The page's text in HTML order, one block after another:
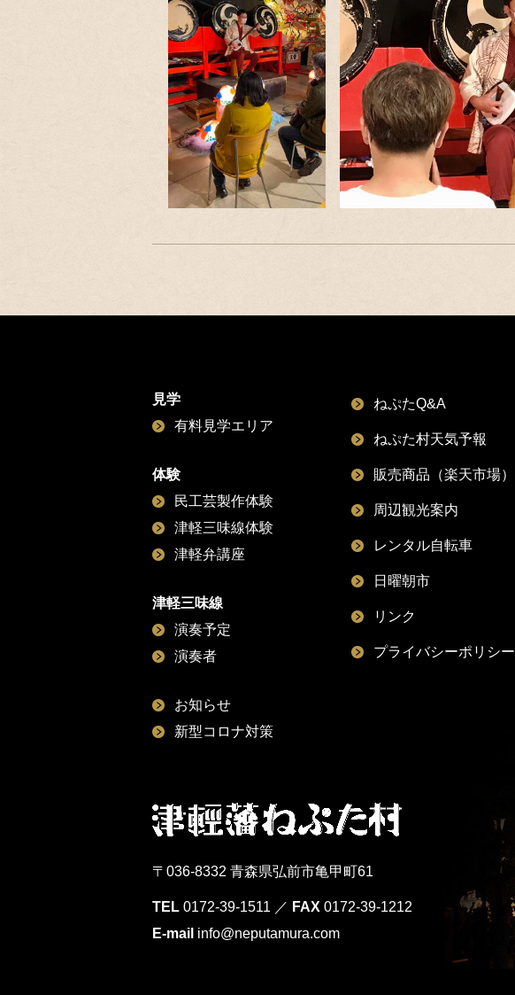
見学
有料見学エリア
体験
民工芸製作体験
津軽三味線体験
津軽弁講座
津軽三味線
演奏予定
演奏者
お知らせ
新型コロナ対策
ねぷたQ&A
ねぷた村天気予報
販売商品（楽天市場）
周辺観光案内
レンタル自転車
日曜朝市
リンク
プライバシーポリシー
〒036-8332 青森県弘前市亀甲町61
TEL 0172-39-1511 ／ FAX 0172-39-1212
E-mail info@neputamura.com